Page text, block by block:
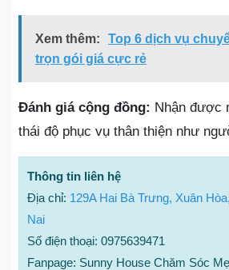
Xem thêm:
Top 6 dịch vụ
trọn gói giá cực rẻ
Đánh giá cộng đồng: Nhận được
thái độ phục vụ thân thiện như
Thông tin liên hệ
Địa chỉ: 129A Hai Bà Trưng, Xuân
Nai
Số điện thoại: 0975639471
Fanpage: Sunny House Chăm Sóc